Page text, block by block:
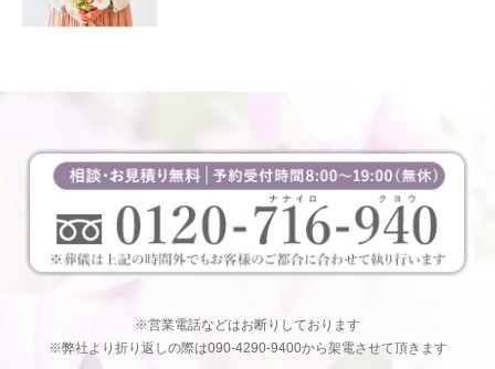
※営業電話などはお断りしております
※弊社より折り返しの際は090-4290-9400から架電させて頂きます